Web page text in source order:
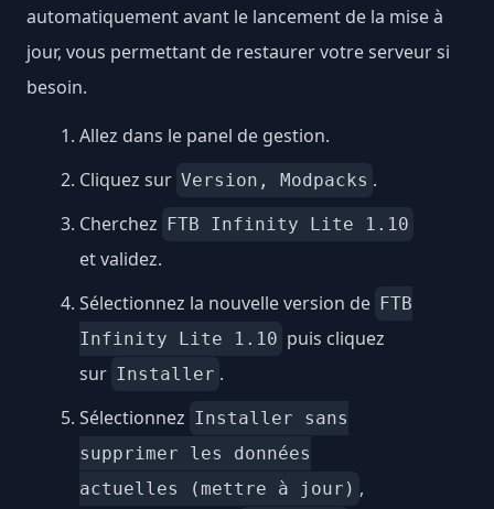
automatiquement avant le lancement de la mise à
jour, vous permettant de restaurer votre serveur si
besoin.
Allez dans le panel de gestion.
Cliquez sur Version, Modpacks .
Cherchez FTB Infinity Lite 1.10
et validez.
Sélectionnez la nouvelle version de FTB
Infinity Lite 1.10 puis cliquez
sur Installer .
Sélectionnez Installer sans
supprimer les données
actuelles (mettre à jour) ,